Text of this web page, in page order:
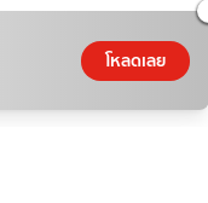
โหลดเลย